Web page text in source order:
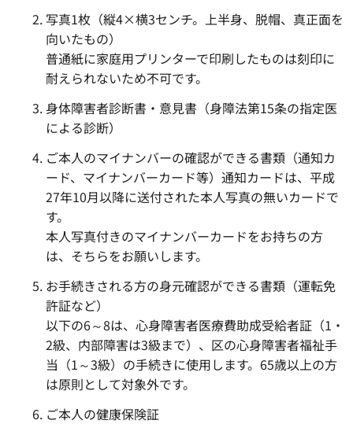
写真1枚（縦4×横3センチ。上半身、脱帽、真正面を
向いたもの）
普通紙に家庭用プリンターで印刷したものは刻印に
耐えられないため不可です。
身体障害者診断書・意見書（身障法第15条の指定医
による診断）
ご本人のマイナンバーの確認ができる書類（通知カ
ード、マイナンバーカード等）通知カードは、平成
27年10月以降に送付された本人写真の無いカードで
す。
本人写真付きのマイナンバーカードをお持ちの方
は、そちらをお願いします。
お手続きされる方の身元確認ができる書類（運転免
許証など）
以下の6～8は、心身障害者医療費助成受給者証（1・
2級、内部障害は3級まで）、区の心身障害者福祉手
当（1～3級）の手続きに使用します。65歳以上の方
は原則として対象外です。
ご本人の健康保険証